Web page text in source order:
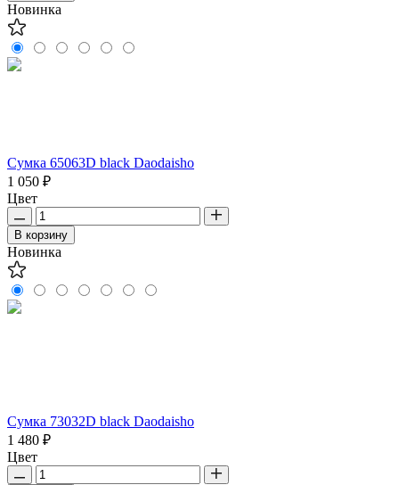
Новинка
Сумка 65063D black Daodaisho
1 050 ₽
Цвет
В корзину
Новинка
Сумка 73032D black Daodaisho
1 480 ₽
Цвет